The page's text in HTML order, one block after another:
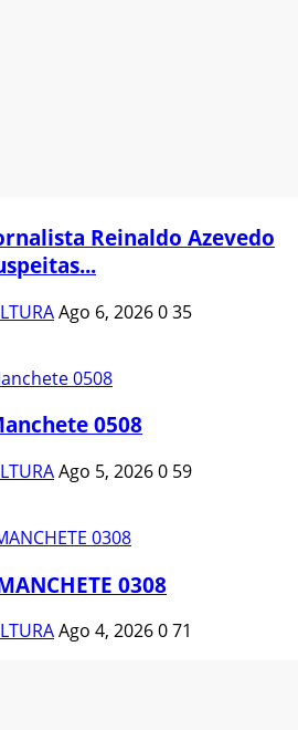
Reinaldo Azevedo
Ago 6, 2026035
0508
Ago 5, 20260 59
0308
Ago 4, 2026071